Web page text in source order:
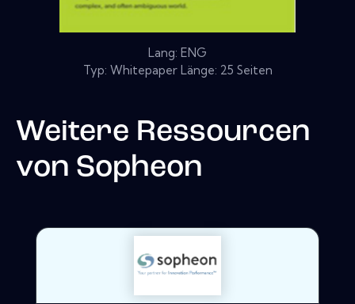
Lang: ENG
Typ: Whitepaper Länge: 25 Seiten
Weitere Ressourcen
von Sopheon